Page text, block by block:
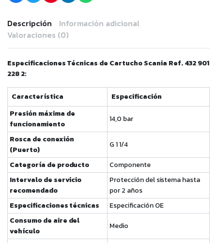
Descripción
Información adicional
Valoraciones (0)
Especificaciones Técnicas de Cartucho Scania Ref. 432 901
228 2:
Característica
Especificación
Presión máxima de
funcionamiento
14,0 bar
Rosca de conexión
(Puerto)
G 1 1/4
Categoría de producto
Componente
Intervalo de servicio
recomendado
Protección del sistema hasta
por 2 años
Especificaciones técnicas
Especificación OE
Consumo de aire del
vehículo
Medio